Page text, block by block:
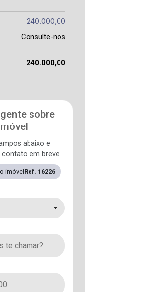
240.000,00
Consulte-nos
240.000,00
sobre
abaixo e
em breve.
imóvel Ref. 16226